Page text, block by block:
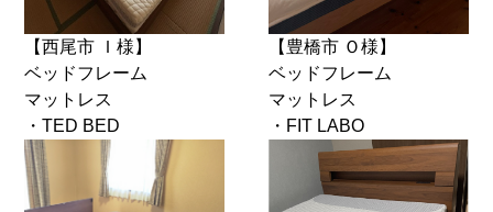
【西尾市 Ｉ様】
ベッドフレーム
マットレス
・TED BED
【豊橋市 Ｏ様】
ベッドフレーム
マットレス
・FIT LABO